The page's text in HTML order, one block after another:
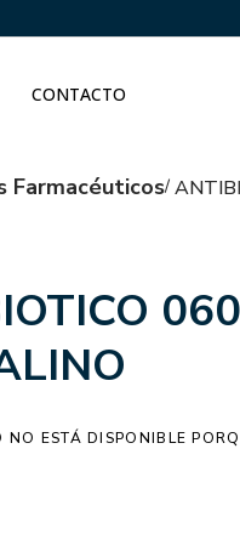
CONTACTO
Farmacéuticos
NO ESTÁ DISPONIBLE